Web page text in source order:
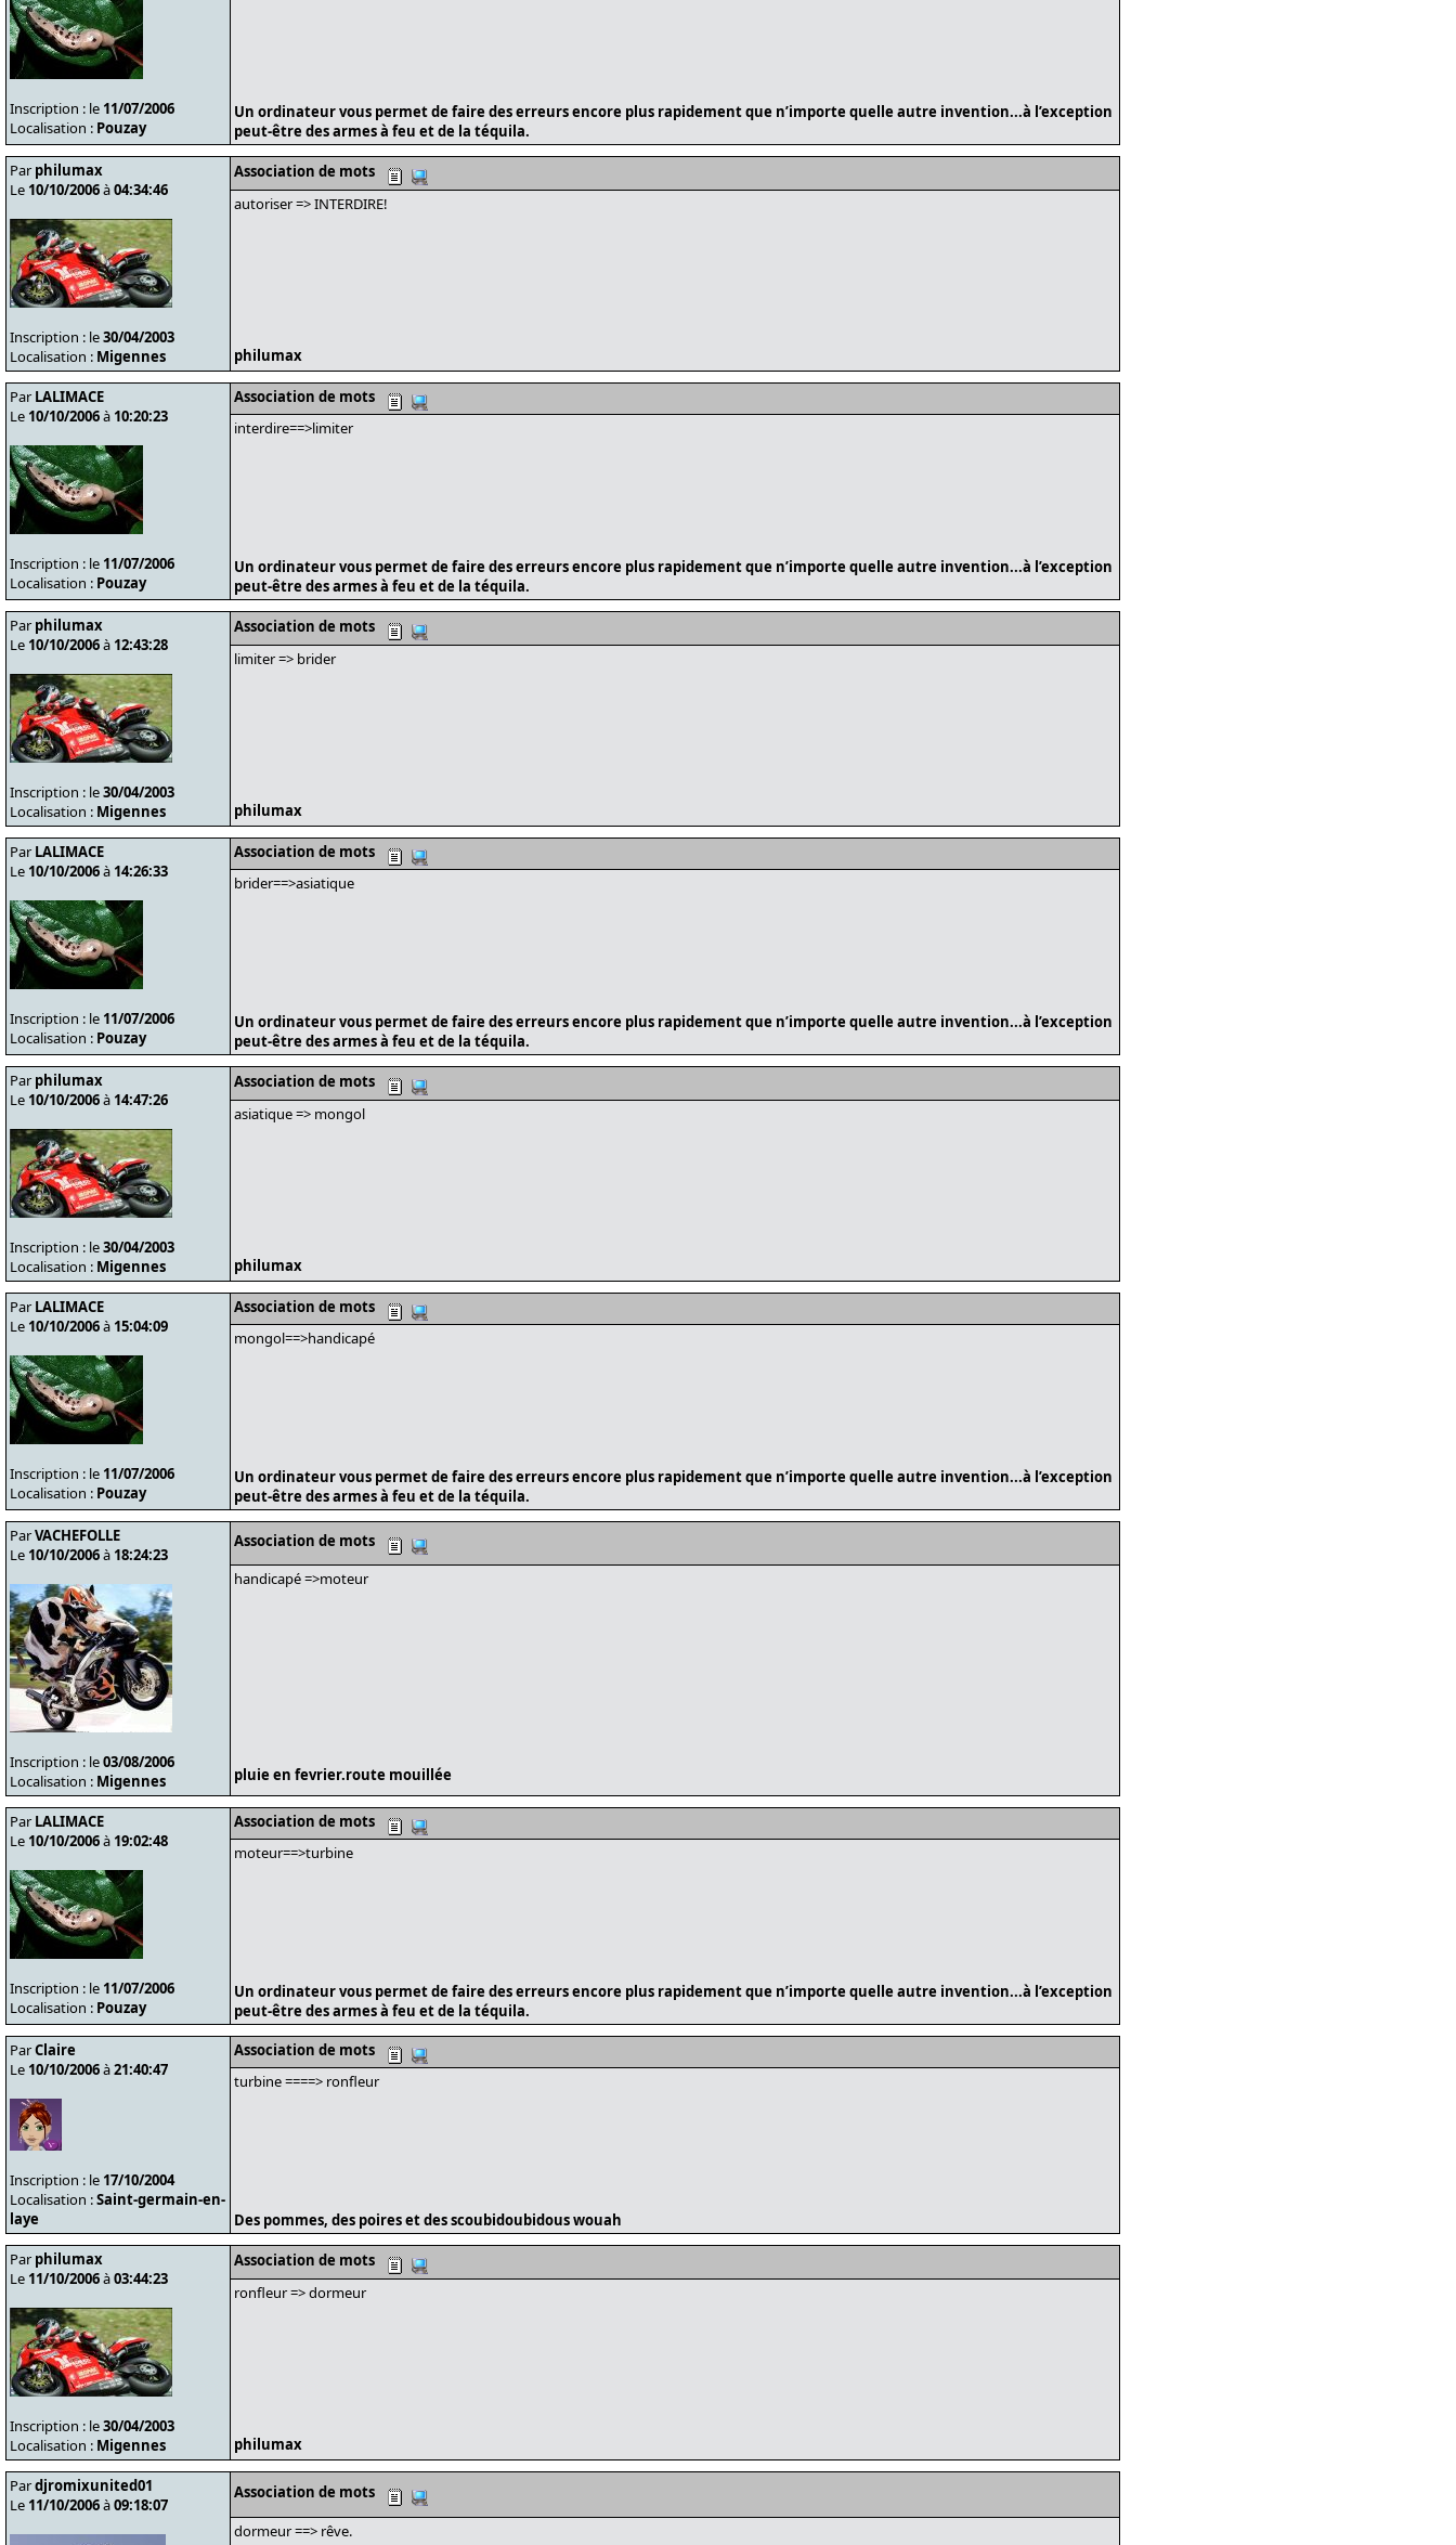
Inscription : le 11/07/2006
Localisation : Pouzay
Un ordinateur vous permet de faire des erreurs encore plus rapidement que n’importe quelle autre invention...à l’exception
peut-être des armes à feu et de la téquila.
Par philumax
Le 10/10/2006à04:34:46
Inscription : le30/04/2003
Localisation : Migennes
Association de mots
autoriser => INTERDIRE!
philumax
Par LALIMACE
Le 10/10/2006à 10:20:23
Inscription : le 11/07/2006
Localisation : Pouzay
Association de mots
interdire==>limiter
Un ordinateur vous permet de faire des erreurs encore plus rapidement que n’importe quelle autre invention...à l’exception
peut-être des armes à feu et de la téquila.
Par philumax
Le 10/10/2006à 12:43:28
Inscription : le30/04/2003
Localisation : Migennes
Association de mots
limiter => brider
philumax
Par LALIMACE
Le 10/10/2006à 14:26:33
Inscription : le 11/07/2006
Localisation : Pouzay
Association de mots
brider==>asiatique
Un ordinateur vous permet de faire des erreurs encore plus rapidement que n’importe quelle autre invention...à l’exception
peut-être des armes à feu et de la téquila.
Par philumax
Le 10/10/2006à 14:47:26
Inscription : le30/04/2003
Localisation : Migennes
Association de mots
asiatique => mongol
philumax
Par LALIMACE
Le 10/10/2006à 15:04:09
Inscription : le 11/07/2006
Localisation : Pouzay
Association de mots
mongol==>handicapé
Un ordinateur vous permet de faire des erreurs encore plus rapidement que n’importe quelle autre invention...à l’exception
peut-être des armes à feu et de la téquila.
ParVACHEFOLLE
Le 10/10/2006à 18:24:23
Inscription : le03/08/2006
Localisation : Migennes
Association de mots
handicapé =>moteur
pluie en fevrier.route mouillée
Par LALIMACE
Le 10/10/2006à 19:02:48
Inscription : le 11/07/2006
Localisation : Pouzay
Association de mots
moteur==>turbine
Un ordinateur vous permet de faire des erreurs encore plus rapidement que n’importe quelle autre invention...à l’exception
peut-être des armes à feu et de la téquila.
ParClaire
Le 10/10/2006à21:40:47
Inscription : le 17/10/2004
Localisation :Saint-germain-en-
laye
Association de mots
turbine ====> ronfleur
Des pommes, des poires et des scoubidoubidous wouah
Par philumax
Le 11/10/2006à03:44:23
Inscription : le30/04/2003
Localisation : Migennes
Association de mots
ronfleur => dormeur
philumax
Pardjromixunited01
Le 11/10/2006à09:18:07
Association de mots
dormeur ==> rêve.